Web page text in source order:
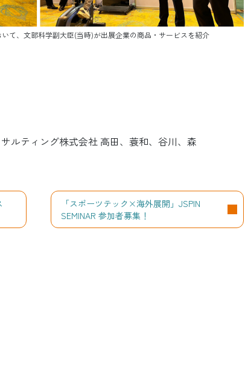
いて、文部科学副大臣(当時)が出展企業の商品・サービスを紹介
ルティング株式会社 高田、蓑和、谷川、森
「スポーツテック×海外展開」JSPIN
SEMINAR 参加者募集！